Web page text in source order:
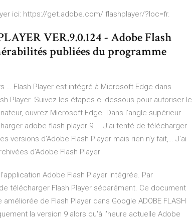
ici: https://get.adobe.com/ flashplayer/?loc=fr.
VER.9.0.124 - Adobe Flash
publiées du programme
… Flash Player est intégré à Microsoft Edge dans
Player. Suivez les étapes ci-dessous pour autoriser le
ouvrez Microsoft Edge. Dans l’angle supérieur
adobe flash player 9 ... J’ai tenté de télécharger
d’Adobe Flash Player mais rien n’y fait,… J’ai
d’Adobe Flash Player
Adobe Flash Player intégrée. Par
télécharger Flash Player séparément. Ce document
de Flash Player dans Google ADOBE FLASH
la version 9 alors qu'à l'heure actuelle Adobe